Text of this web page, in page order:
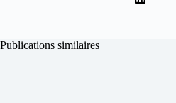
Publications similaires